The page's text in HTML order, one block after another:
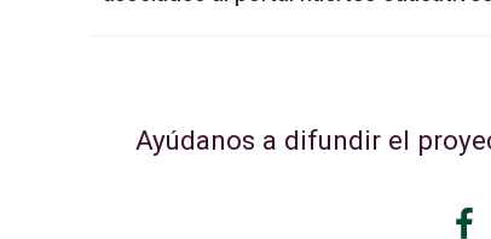
Ayúdanos a difundir el